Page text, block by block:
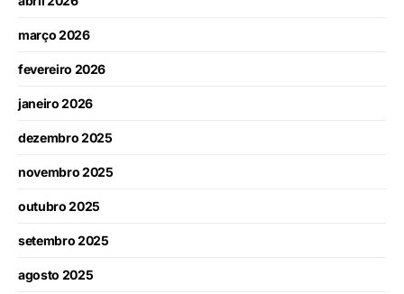
março 2026
fevereiro 2026
janeiro 2026
dezembro 2025
novembro 2025
outubro 2025
setembro 2025
agosto 2025